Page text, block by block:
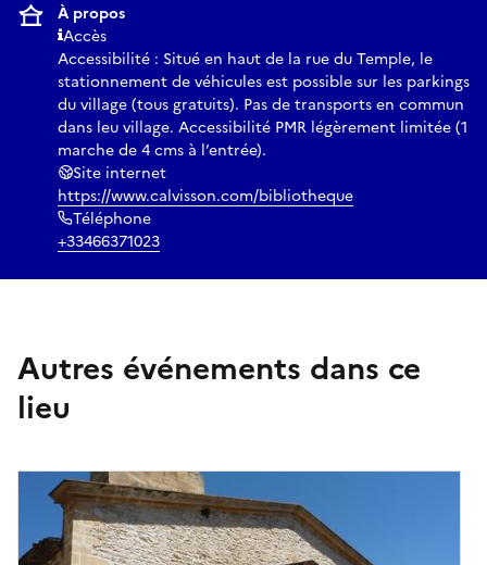
À propos
Accès
Accessibilité : Situé en haut de la rue du Temple, le
stationnement de véhicules est possible sur les parkings
du village (tous gratuits). Pas de transports en commun
dans leu village. Accessibilité PMR légèrement limitée (1
marche de 4 cms à l’entrée).
Site internet
https://www.calvisson.com/bibliotheque
Téléphone
+33466371023
Autres événements dans ce
lieu